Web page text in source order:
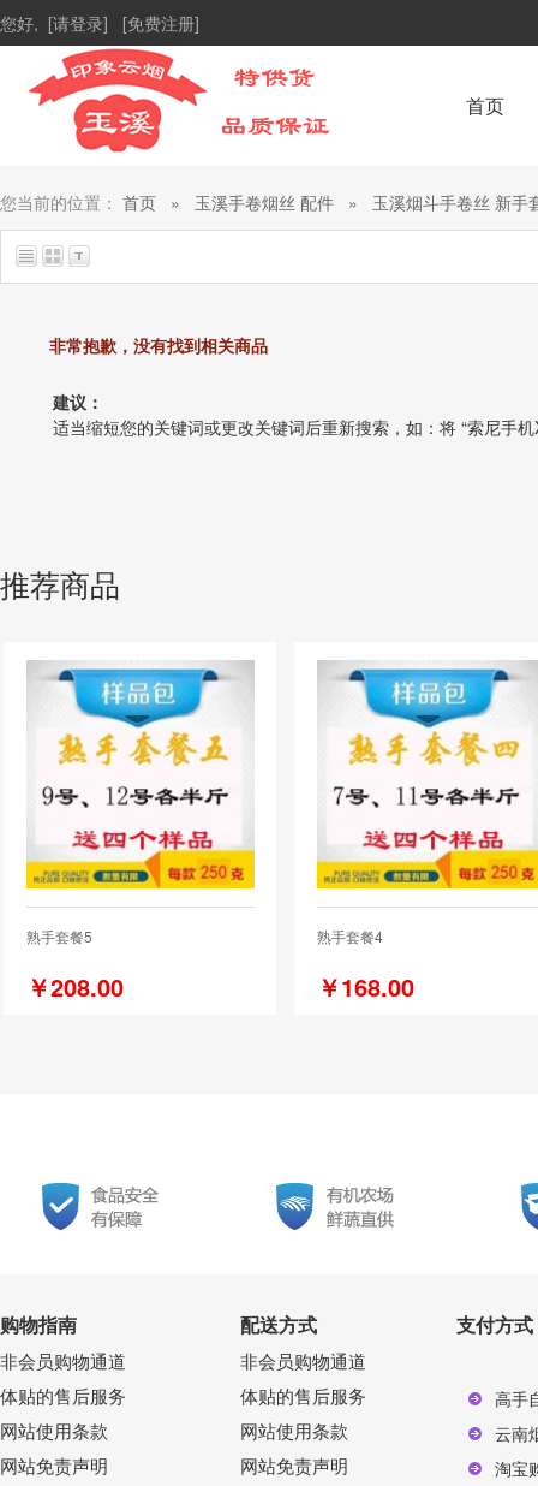
您好, [请登录] [免费注册]
首页
您当前的位置： 首页 » 玉溪手卷烟丝 配件 » 玉溪烟斗手卷丝 新手
非常抱歉，没有找到相关商品
建议：
适当缩短您的关键词或更改关键词后重新搜索，如：将 “索尼手机
推荐商品
熟手套餐5
￥208.00
熟手套餐4
￥168.00
购物指南
非会员购物通道
体贴的售后服务
网站使用条款
网站免责声明
配送方式
非会员购物通道
体贴的售后服务
网站使用条款
网站免责声明
支付方式
高手
云南
淘宝